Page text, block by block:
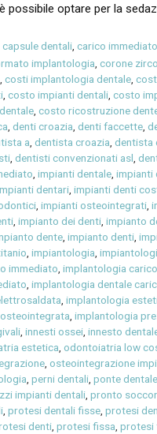
possibile optare per la
capsule dentali,carico
implantologia ,corone
,costi implantologia dentale ,
,costo impianti dentali ,costo
,costo ricostruzione
,denti croazia ,denti faccette ,
a ,dentista croazia ,dentista
,dentisti convenzionati asl ,
,impianti dentale ,impianti
dentari ,impianti denti
,impianti osteointegrati ,
,impianto dei denti ,impianto
dente ,impianto denti ,
,impiantologia ,
immediato ,implantologia
,implantologia dentale
,implantologia
,implantologia
,innesti ossei ,innesto
estetica ,odontoiatria low
,osteointegrazione
,perni dentali ,ponte dentale
impianti dentali ,pronto
,protesi dentali fisse ,protesi
denti ,protesi fissa ,protesi